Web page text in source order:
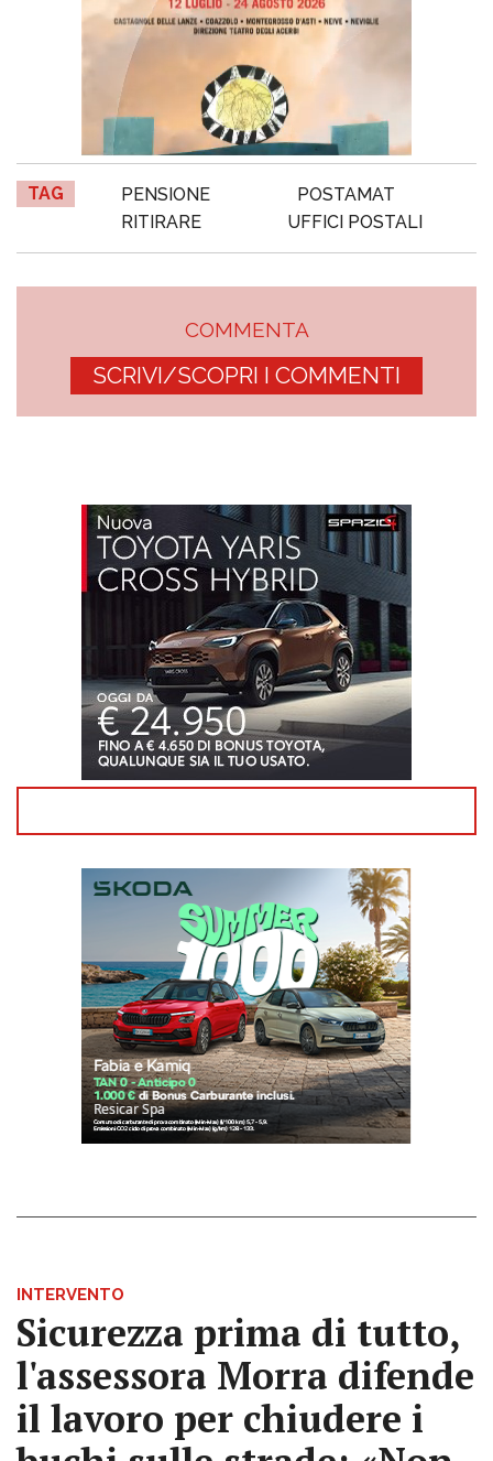
TAG PENSIONE
POSTAMAT
RITIRARE
UFFICI POSTALI
COMMENTA
SCRIVI/SCOPRI I COMMENTI
INTERVENTO
Sicurezza prima di tutto,
l'assessora Morra difende
il lavoro per chiudere i